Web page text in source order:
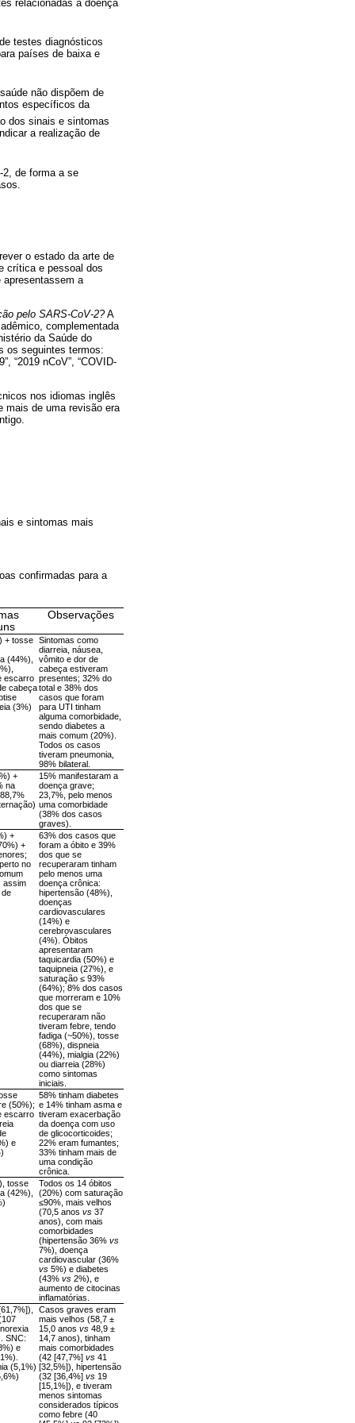
relacionadas à doença
testes diagnósticos
países de baixa e
não dispõem de
específicos da
dos sinais e sintomas
a realização de
de forma a se
o estado da arte de
crítica e pessoal dos
apresentassem a
pelo SARS-CoV-2?A
complementada
da Saúde do
os seguintes termos:
“2019 nCoV”, “COVID-
nos idiomas inglês
mais de uma revisão era
e sintomas mais
confirmadas para a
Observações
+ tosse
(44%),
escarro
cabeça
(3%)
Sintomas como
diarreia, náusea,
vômito e dor de
cabeça estiveram
presentes; 32% do
total e 38% dos
casos que foram
para UTI tinham
alguma comorbidade,
sendo diabetes a
mais comum (20%).
Todos os casos
tiveram pneumonia,
98% bilateral.
+
na
15% manifestaram a
doença grave;
23,7%, pelo menos
uma comorbidade
(38% dos casos
graves).
+
+
no
assim
de
63% dos casos que
foram a óbito e 39%
dos que se
recuperaram tinham
pelo menos uma
doença crônica:
hipertensão (48%),
doenças
cardiovasculares
(14%) e
cerebrovasculares
(4%). Óbitos
apresentaram
taquicardia (50%) e
taquipneia (27%), e
saturação ≤ 93%
(64%); 8% dos casos
que morreram e 10%
dos que se
recuperaram não
tiveram febre, tendo
fadiga (~50%), tosse
(68%), dispneia
(44%), mialgia (22%)
ou diarreia (28%)
como sintomas
iniciais.
(50%);
escarro
e
58% tinham diabetes
e 14% tinham asma e
tiveram exacerbação
da doença com uso
de glicocorticoides;
22% eram fumantes;
33% tinham mais de
uma condição
crônica.
tosse
(42%),
Todos os 14 óbitos
(20%) com saturação
≤90%, mais velhos
(70,5 anos vs 37
anos), com mais
comorbidades
(hipertensão 36% vs
7%), doença
cardiovascular (36%
vs 5%) e diabetes
(43% vs 2%), e
aumento de citocinas
inflamatórias.
SNC:
e
(5,1%)
Casos graves eram
mais velhos (58,7 ±
15,0 anos vs 48,9 ±
14,7 anos), tinham
mais comorbidades
(42 [47,7%] vs 41
[32,5%]), hipertensão
(32 [36,4%] vs 19
[15,1%]), e tiveram
menos sintomas
considerados típicos
como febre (40